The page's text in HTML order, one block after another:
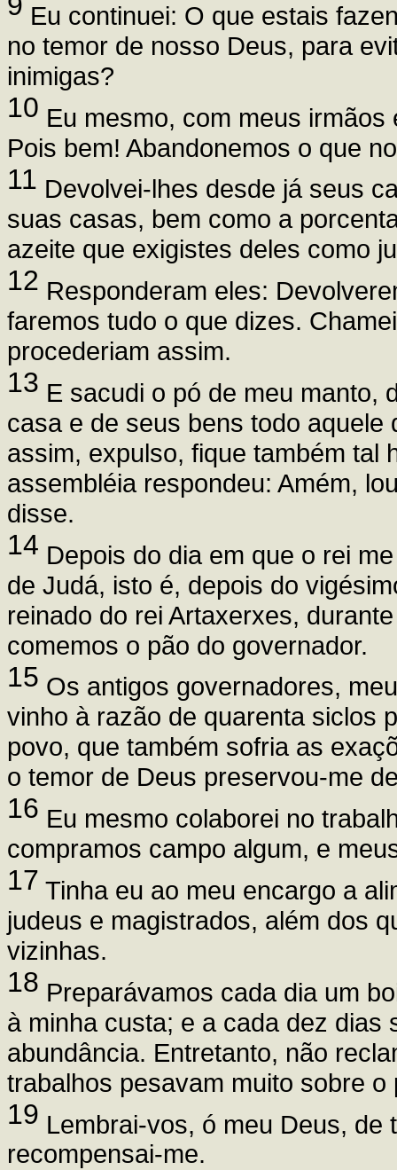
Eu continuei: O que estais
no temor de nosso Deus, para
inimigas?
10 Eu mesmo, com meus
Pois bem! Abandonemos o que
11 Devolvei-lhes desde já seus
suas casas, bem como a
azeite que exigistes deles como
12 Responderam eles:
faremos tudo o que dizes.
procederiam assim.
13 E sacudi o pó de meu manto,
casa e de seus bens todo
assim, expulso, fique também tal
assembléia respondeu: Amém,
disse.
14 Depois do dia em que o rei
de Judá, isto é, depois do
reinado do rei Artaxerxes,
comemos o pão do governador.
15 Os antigos governadores,
vinho à razão de quarenta siclos
povo, que também sofria as
o temor de Deus preservou-me
16 Eu mesmo colaborei no
compramos campo algum, e
17 Tinha eu ao meu encargo a
judeus e magistrados, além dos
vizinhas.
18 Preparávamos cada dia um
à minha custa; e a cada dez
abundância. Entretanto, não
trabalhos pesavam muito sobre o
19 Lembrai-vos, ó meu Deus, de
recompensai-me.